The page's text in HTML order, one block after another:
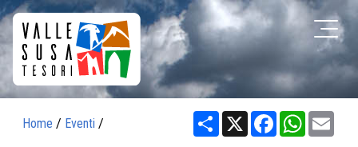
Home / Eventi / Share X Facebook